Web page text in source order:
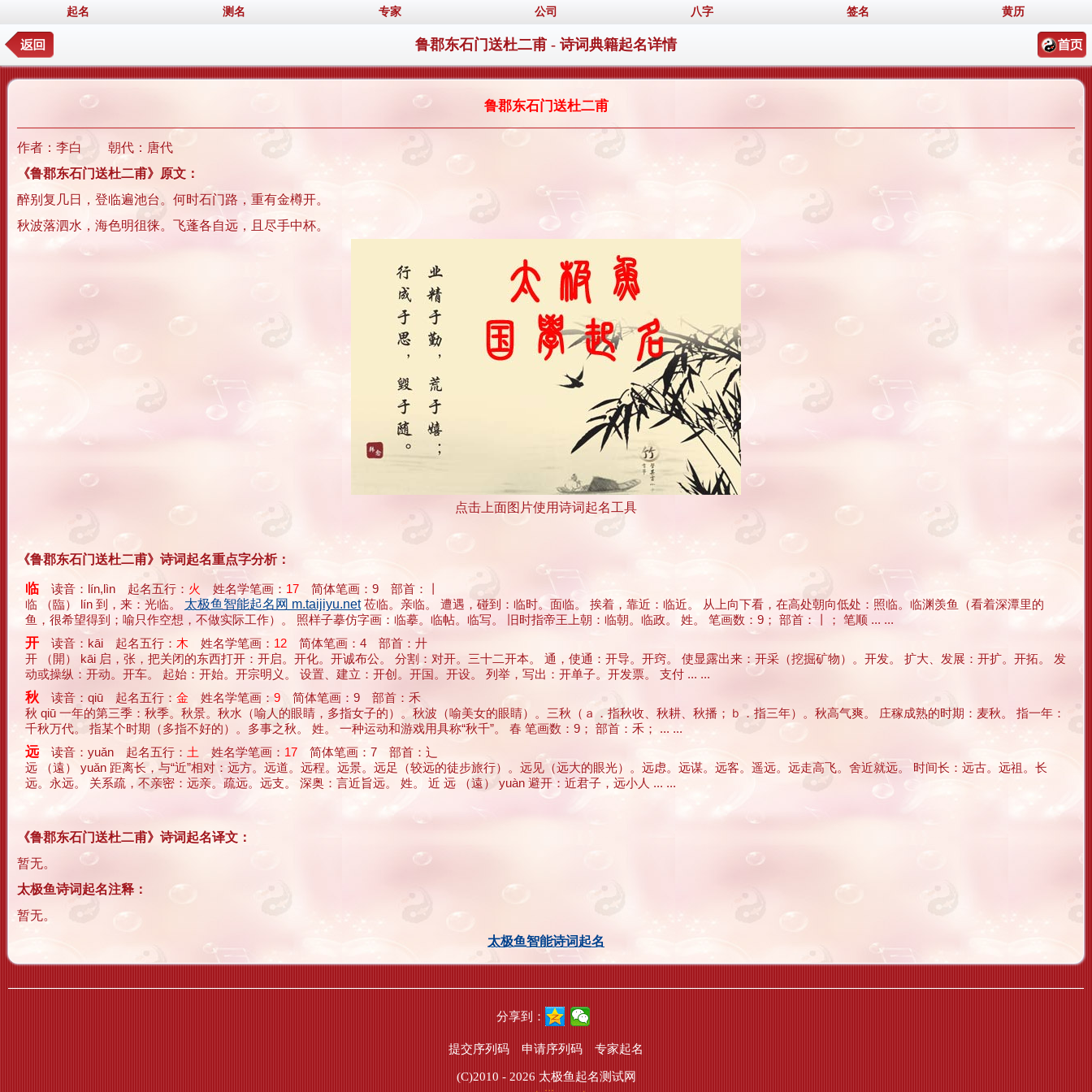
起名 测名 专家 公司 八字 签名 黄历
鲁郡东石门送杜二甫 - 诗词典籍起名详情
鲁郡东石门送杜二甫
作者：李白 朝代：唐代
《鲁郡东石门送杜二甫》原文：
醉别复几日，登临遍池台。何时石门路，重有金樽开。
秋波落泗水，海色明徂徕。飞蓬各自远，且尽手中杯。
点击上面图片使用诗词起名工具
《鲁郡东石门送杜二甫》诗词起名重点字分析：
临 读音：lín,lìn 起名五行： 火 姓名学笔画： 17 简体笔画：9 部首：丨
临 （臨） lín 到，来：光临。 太极鱼智能起名网 m.taijiyu.net莅临。亲临。 遭遇，碰到：临时。面临。 挨着，靠近：临近。 从上向下看，在高处朝向低处：照临。临渊羡鱼（看着深潭里的
鱼，很希望得到；喻只作空想，不做实际工作）。 照样子摹仿字画：临摹。临帖。临写。 旧时指帝王上朝：临朝。临政。 姓。 笔画数：9； 部首：丨； 笔顺 ... ...
开 读音：kāi 起名五行： 木 姓名学笔画： 12 简体笔画：4 部首：廾
开 （開） kāi 启，张，把关闭的东西打开：开启。开化。开诚布公。 分割：对开。三十二开本。 通，使通：开导。开窍。 使显露出来：开采（挖掘矿物）。开发。 扩大、发展：开扩。开拓。 发
动或操纵：开动。开车。 起始：开始。开宗明义。 设置、建立：开创。开国。开设。 列举，写出：开单子。开发票。 支付 ... ...
秋 读音：qiū 起名五行：金 姓名学笔画： 9 简体笔画：9 部首：禾
秋 qiū 一年的第三季：秋季。秋景。秋水（喻人的眼睛，多指女子的）。秋波（喻美女的眼睛）。三秋（ａ．指秋收、秋耕、秋播；ｂ．指三年）。秋高气爽。 庄稼成熟的时期：麦秋。 指一年：
千秋万代。 指某个时期（多指不好的）。多事之秋。 姓。 一种运动和游戏用具称“秋千”。 春 笔画数：9； 部首：禾； ... ...
远 读音：yuǎn 起名五行： 土 姓名学笔画： 17 简体笔画：7 部首：辶
远 （遠） yuǎn 距离长，与“近”相对：远方。远道。远程。远景。远足（较远的徒步旅行）。远见（远大的眼光）。远虑。远谋。远客。遥远。远走高飞。舍近就远。 时间长：远古。远祖。长
远。永远。 关系疏，不亲密：远亲。疏远。远支。 深奥：言近旨远。 姓。 近 远 （遠） yuàn 避开：近君子，远小人 ... ...
《鲁郡东石门送杜二甫》诗词起名译文：
暂无。
太极鱼诗词起名注释：
暂无。
太极鱼智能诗词起名
分享到：
提交序列码 申请序列码 专家起名
(C)2010 - 2026 太极鱼起名测试网